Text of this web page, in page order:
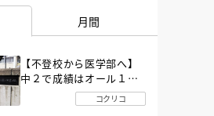
月間
【不登校から医学部へ】
中２で成績はオール１
「昼夜逆転」したわが子
を”夜遊び”に連れ出した
コクリコ